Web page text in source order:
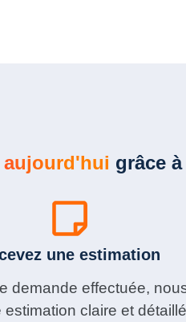
aujourd'hui grâce
une estimation
demande effectuée,
claire et